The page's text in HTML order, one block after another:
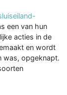
een van hun
acties in de
en wordt
was, opgeknapt.